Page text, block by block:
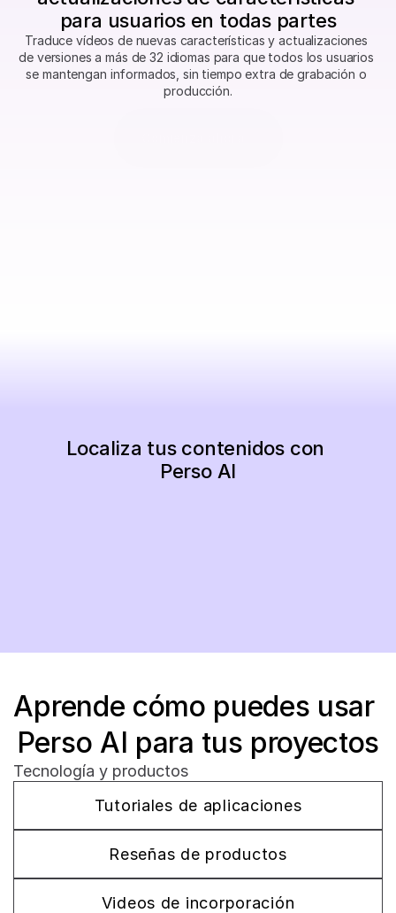
para usuarios en todas partes
Traduce vídeos de nuevas características y actualizaciones
de versiones a más de 32 idiomas para que todos los usuarios
se mantengan informados, sin tiempo extra de grabación o
producción.
Aprende cómo puedes usar
Perso AI para tus proyectos
Tecnología y productos
Tutoriales de aplicaciones
Reseñas de productos
Videos de incorporación
Localiza tus contenidos con
Perso AI